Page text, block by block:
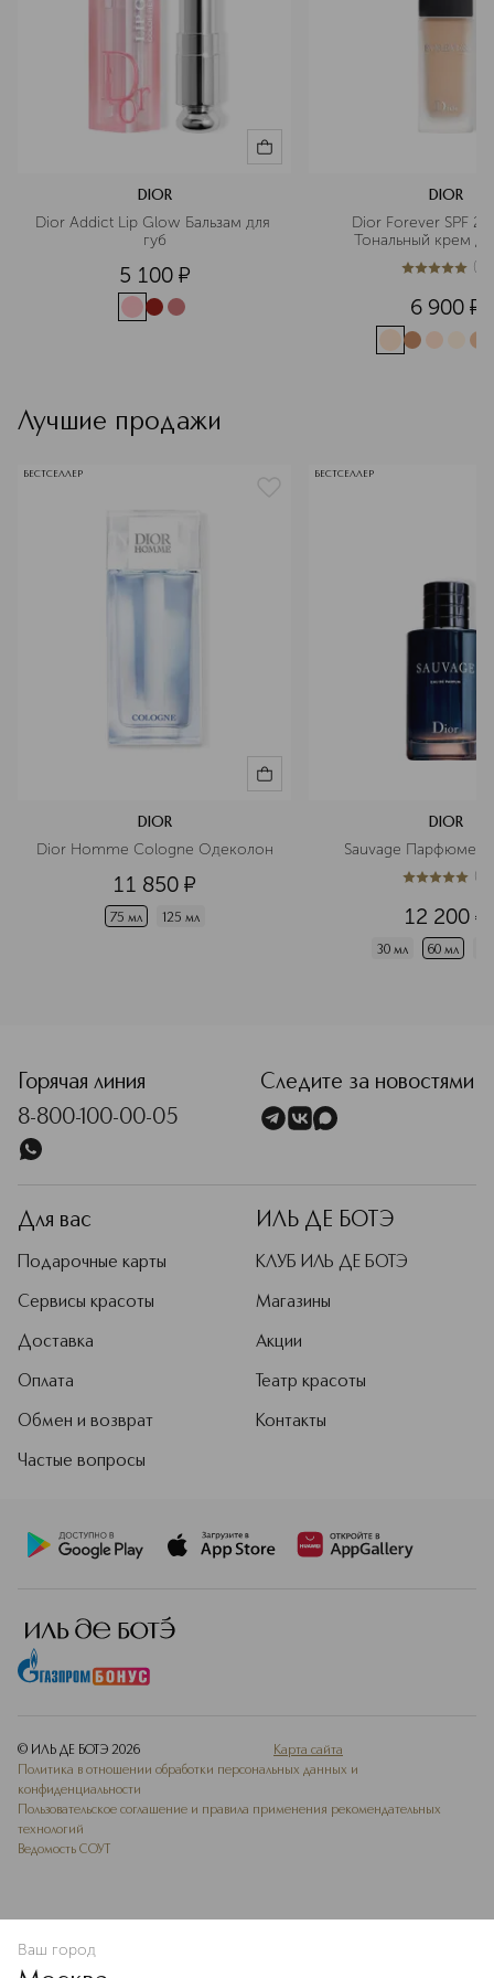
DIOR
Dior Addict Lip Glow Бальзам для
губ
5 100 ¤
DIOR
Dior Forever SPF
Тональный крем
5из 53 (
6 900 ¤
Лучшие продажи
БЕСТСЕЛЛЕР
DIOR
Dior Homme Cologne Одеколон
11 850 ¤
75 мл 125 мл
БЕСТСЕЛЛЕР
DIOR
Sauvage
5из 51 (
12 200 ¤
30 мл 60 мл
Горячая линия
8-800-100-00-05
Следите за новостями
Для вас
Подарочные карты
Сервисы красоты
Доставка
Оплата
Обмен и возврат
Частые вопросы
ИЛЬ ДЕ БОТЭ
КЛУБ ИЛЬ ДЕ БОТЭ
Магазины
Акции
Театр красоты
Контакты
© ИЛЬ ДЕ БОТЭ 2026
Карта сайта
Политика в отношении обработки персональных данных и
конфиденциальности
Пользовательское соглашение и правила применения рекомендательных
технологий
Ведомость СОУТ
Ваш город